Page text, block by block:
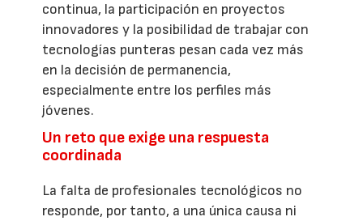
continua, la participación en proyectos
innovadores y la posibilidad de trabajar con
tecnologías punteras pesan cada vez más
en la decisión de permanencia,
especialmente entre los perfiles más
jóvenes.
Un reto que exige una respuesta
coordinada
La falta de profesionales tecnológicos no
responde, por tanto, a una única causa ni